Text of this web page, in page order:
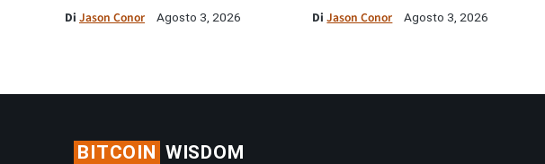
Di Jason Conor Agosto 3, 2026 DiJason Conor Agosto 3, 2026
BITCOIN WISDOM